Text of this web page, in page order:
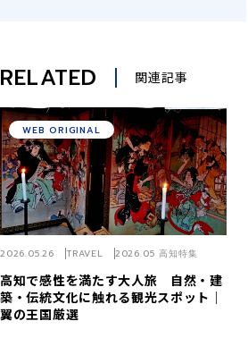
RELATED 関連記事
高知で感性を満たす大人旅 自然・建
築・伝統文化に触れる観光スポット｜
翼の王国厳選
2026.05.26 TRAVEL 2026.05 高知特集
WEB ORIGINAL